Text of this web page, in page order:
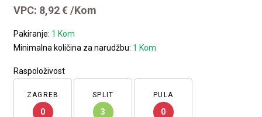
VPC: 8,92€ /Kom
Pakiranje: 1 Kom
Minimalna količina za narudžbu: 1 Kom
Raspoloživost
ZAGREB
0
SPLIT
3
PULA
0